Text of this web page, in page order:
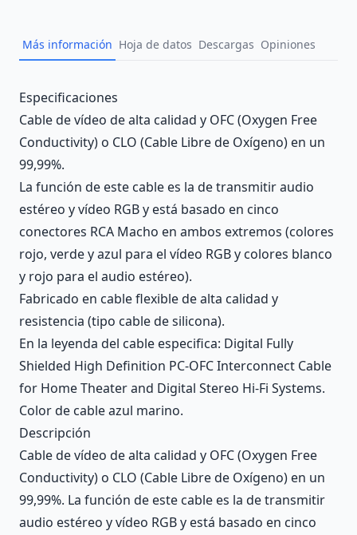
Más información Hoja de datos Descargas Opiniones
Description
Especificaciones
Cable de vídeo de alta calidad y OFC (Oxygen Free
Conductivity) o CLO (Cable Libre de Oxígeno) en un
99,99%.
La función de este cable es la de transmitir audio
estéreo y vídeo RGB y está basado en cinco
conectores RCA Macho en ambos extremos (colores
rojo, verde y azul para el vídeo RGB y colores blanco
y rojo para el audio estéreo).
Fabricado en cable flexible de alta calidad y
resistencia (tipo cable de silicona).
En la leyenda del cable especifica: Digital Fully
Shielded High Definition PC-OFC Interconnect Cable
for Home Theater and Digital Stereo Hi-Fi Systems.
Color de cable azul marino.
Descripción
Cable de vídeo de alta calidad y OFC (Oxygen Free
Conductivity) o CLO (Cable Libre de Oxígeno) en un
99,99%. La función de este cable es la de transmitir
audio estéreo y vídeo RGB y está basado en cinco